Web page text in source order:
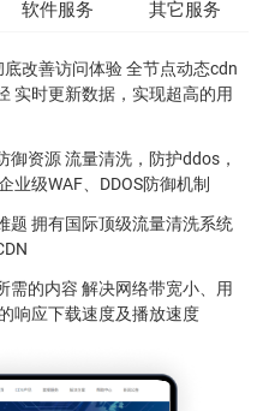
软件服务 其它服务
改善访问体验 全节点动态cdn
实时更新数据，实现超高的用
资源 流量清洗，防护ddos，
业级WAF、DDOS防御机制
题 拥有国际顶级流量清洗系统
需的内容 解决网络带宽小、用
响应下载速度及播放速度